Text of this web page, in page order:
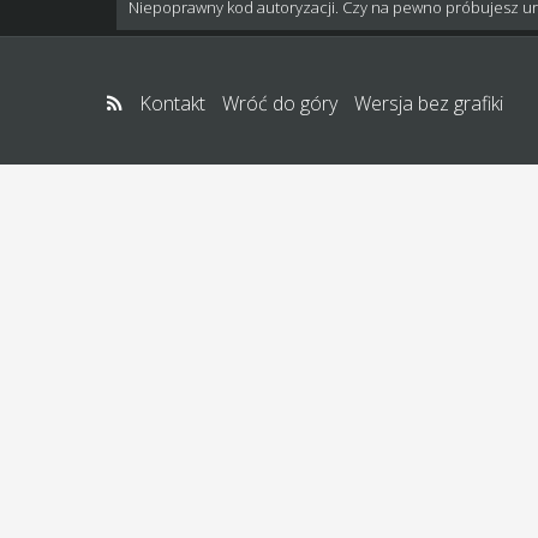
Niepoprawny kod autoryzacji. Czy na pewno próbujesz
Kontakt Wróć do góry Wersja bez grafiki